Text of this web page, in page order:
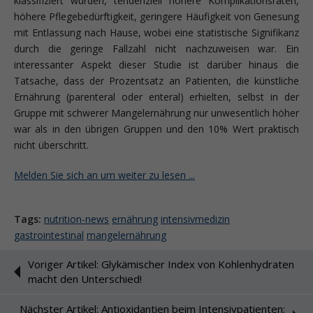
höhere Pflegebedürftigkeit, geringere Häufigkeit von Genesung
mit Entlassung nach Hause, wobei eine statistische Signifikanz
durch die geringe Fallzahl nicht nachzuweisen war. Ein
interessanter Aspekt dieser Studie ist darüber hinaus die
Tatsache, dass der Prozentsatz an Patienten, die künstliche
Ernährung (parenteral oder enteral) erhielten, selbst in der
Gruppe mit schwerer Mangelernährung nur unwesentlich höher
war als in den übrigen Gruppen und den 10% Wert praktisch
nicht überschritt.
Melden Sie sich an um weiter zu lesen ...
Tags: nutrition-news ernährung intensivmedizin
gastrointestinal mangelernährung
Voriger Artikel: Glykämischer Index von Kohlenhydraten
macht den Unterschied!
Nächster Artikel: Antioxidantien beim Intensivpatienten: